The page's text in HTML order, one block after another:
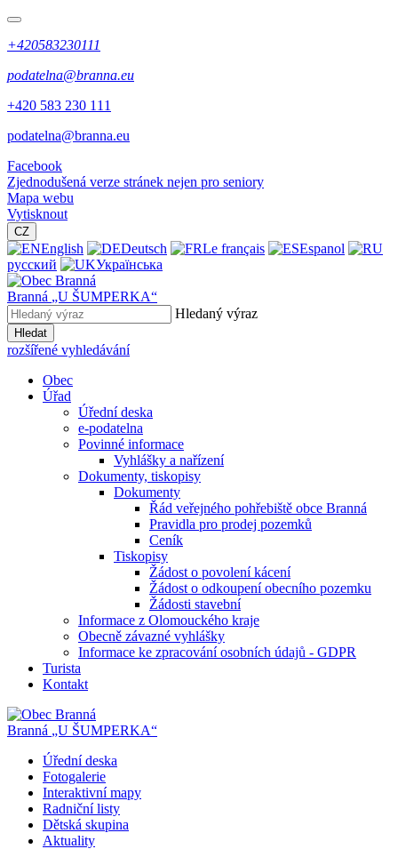
+420583230111
podatelna@branna.eu
+420 583 230 111
podatelna@branna.eu
Facebook
Zjednodušená verze stránek nejen pro seniory
Mapa webu
Vytisknout
CZ
English Deutsch Le français
Espanol
русский
Українська
Branná „U ŠUMPERKA“
Hledaný výraz
Hledat
rozšířené vyhledávání
Obec
Úřad
Úřední deska
e-podatelna
Povinné informace
Vyhlášky a nařízení
Dokumenty, tiskopisy
Dokumenty
Řád veřejného pohřebiště obce Branná
Pravidla pro prodej pozemků
Ceník
Tiskopisy
Žádost o povolení kácení
Žádost o odkoupení obecního pozemku
Žádosti stavební
Informace z Olomouckého kraje
Obecně závazné vyhlášky
Informace ke zpracování osobních údajů - GDPR
Turista
Kontakt
Branná „U ŠUMPERKA“
Úřední deska
Fotogalerie
Interaktivní mapy
Radniční listy
Dětská skupina
Aktuality